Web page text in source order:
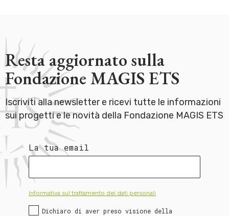
Resta aggiornato sulla
Fondazione MAGIS ETS
Iscriviti alla newsletter e ricevi tutte le informazioni
sui progetti e le novità della Fondazione MAGIS ETS
La tua email
Informativa sul trattamento dei dati personali
Dichiaro di aver preso visione della